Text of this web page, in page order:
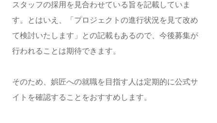
スタッフの採用を見合わせている旨を記載していま
す。とはいえ、「プロジェクトの進行状況を見て改め
て検討いたします」との記載もあるので、今後募集が
行われることは期待できます。
そのため、娯匠への就職を目指す人は定期的に公式サ
イトを確認することをおすすめします。